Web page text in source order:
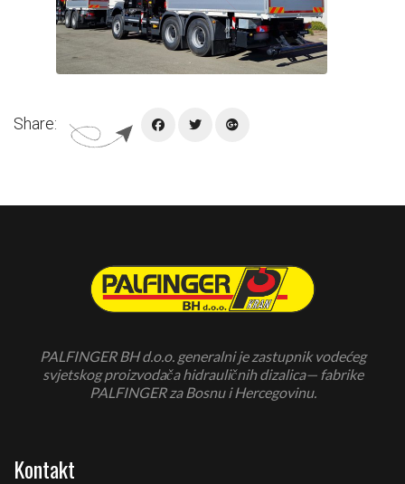
Share:
PALFINGER BH d.o.o. generalni je zastupnik vodećeg
svjetskog proizvodača hidrauličnih dizalica— fabrike
PALFINGER za Bosnu i Hercegovinu.
Kontakt